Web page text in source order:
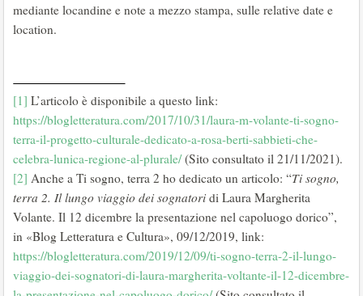
mediante locandine e note a mezzo stampa, sulle relative date e
location.
[1] L’articolo è disponibile a questo link:
https://blogletteratura.com/2017/10/31/laura-m-volante-ti-sogno-
terra-il-progetto-culturale-dedicato-a-rosa-berti-sabbieti-che-
celebra-lunica-regione-al-plurale/(Sito consultato il 21/11/2021).
[2] Anche a Ti sogno, terra 2 ho dedicato un articolo: “Ti sogno,
terra 2. Il lungo viaggio dei sognatori di Laura Margherita
Volante. Il 12 dicembre la presentazione nel capoluogo dorico”,
in «Blog Letteratura e Cultura», 09/12/2019, link:
https://blogletteratura.com/2019/12/09/ti-sogno-terra-2-il-lungo-
viaggio-dei-sognatori-di-laura-margherita-voltante-il-12-dicembre-